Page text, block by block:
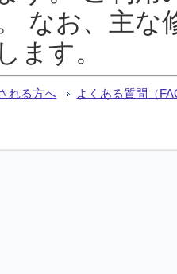
なお、主な
ます。
れる方へ よくある質問（